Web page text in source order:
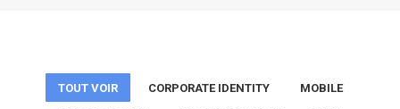
TOUT VOIR CORPORATE IDENTITY MOBILE